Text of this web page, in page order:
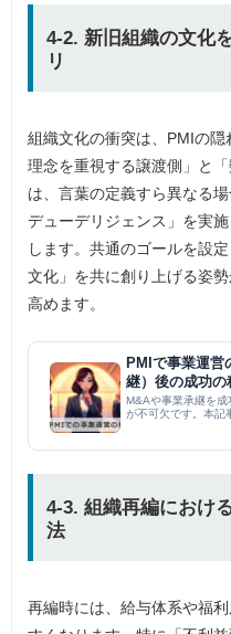
4-2. 新旧組織の文化
リ
組織文化の衝突は、PMIの
理念を重視する譲渡側」と
は、言葉の定義すら異なる
デューデリジェンス」を実
します。共通のゴールを設
文化」を共に創り上げる姿
高めます。
PMIで事業運営
継）後の成功
M&Aや事業承継を成
が不可欠です。本記
ポイ...
4-3. 組織再編におけ
法
再編時には、給与体系や福